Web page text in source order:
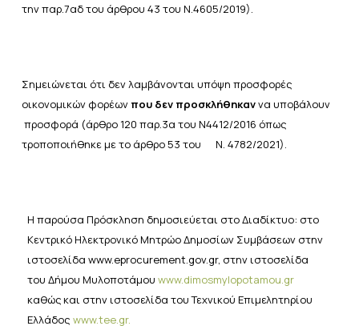
τηνπαρ.7αδ του άρθρου 43 του Ν.4605/2019).
Σημειώνεται ότι δεν λαμβάνονται υπόψη προσφορές
οικονομικών φορέων που δεν προσκλήθηκαννα υποβάλουν
προσφορά (άρθρο 120 παρ.3α του Ν4412/2016 όπως
τροποποιήθηκε με το άρθρο 53 του Ν. 4782/2021).
Η παρούσα Πρόσκληση δημοσιεύεται στο Διαδίκτυο: στο
Κεντρικό Ηλεκτρονικό Μητρώο Δημοσίων Συμβάσεων στην
ιστοσελίδα www.eprocurement.gov.gr, στην ιστοσελίδα
του Δήμου Μυλοποτάμου www.dimosmylopotamou .gr
καθώςκαι στην ιστοσελίδα του Τεχνικού Επιμελητηρίου
Ελλάδος www.tee.gr.